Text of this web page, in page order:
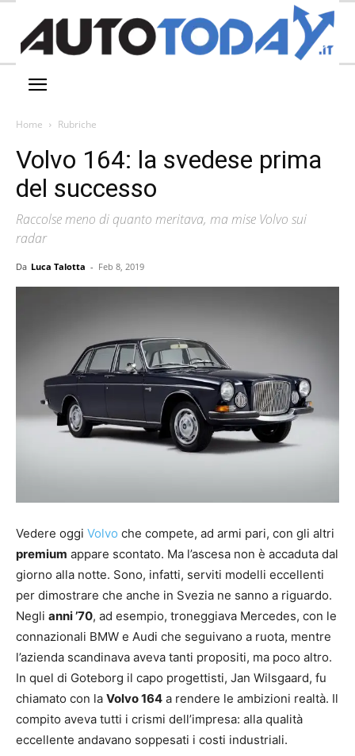
Home Rubriche
Volvo 164: la svedese prima
del successo
Raccolse meno di quanto meritava, ma mise Volvo sui
radar
Da Luca Talotta - Feb 8, 2019
Vedere oggi Volvo che compete, ad armi pari, con gli altri
premium appare scontato. Ma l’ascesa non è accaduta dal
giorno alla notte. Sono, infatti, serviti modelli eccellenti
per dimostrare che anche in Svezia ne sanno a riguardo.
Negli anni ’70, ad esempio, troneggiava Mercedes, con le
connazionali BMW e Audi che seguivano a ruota, mentre
l’azienda scandinava aveva tanti propositi, ma poco altro.
In quel di Goteborg il capo progettisti, Jan Wilsgaard, fu
chiamato con la Volvo 164 a rendere le ambizioni realtà. Il
compito aveva tutti i crismi dell’impresa: alla qualità
eccellente andavano soppesati i costi industriali.